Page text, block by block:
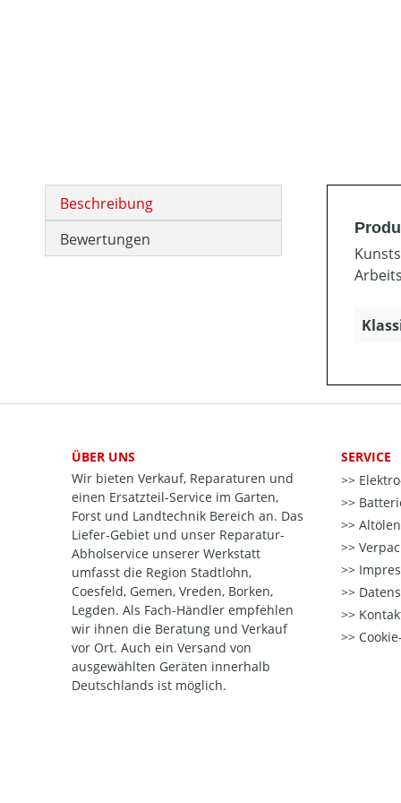
Beschreibung
Bewertungen
ÜBER UNS
Wir bieten Verkauf, Reparaturen und
einen Ersatzteil-Service im Garten,
Forst und Landtechnik Bereich an. Das
Liefer-Gebiet und unser Reparatur-
Abholservice unserer Werkstatt
umfasst die Region Stadtlohn,
Coesfeld, Gemen, Vreden, Borken,
Legden. Als Fach-Händler empfehlen
wir ihnen die Beratung und Verkauf
vor Ort. Auch ein Versand von
ausgewählten Geräten innerhalb
Deutschlands ist möglich.
SERVICE